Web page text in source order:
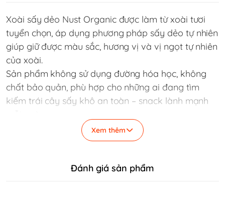
Xoài sấy dẻo Nust Organic được làm từ xoài tươi
tuyển chọn, áp dụng phương pháp sấy dẻo tự nhiên
giúp giữ được màu sắc, hương vị và vị ngọt tự nhiên
của xoài.
Sản phẩm không sử dụng đường hóa học, không
chất bảo quản, phù hợp cho những ai đang tìm
kiếm trái cây sấy khô an toàn – snack lành mạnh
🌿 ĐIỂM NỔI BẬT CỦA
XOÀI SẤY DẺO NUST
Xem thêm
Đánh giá sản phẩm